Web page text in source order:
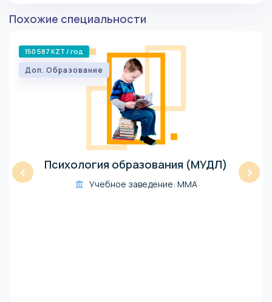
Похожие специальности
‹
150 587 KZT / год
Доп. Образование
Психология образования (МУДЛ)
Учебное заведение: ММА
›